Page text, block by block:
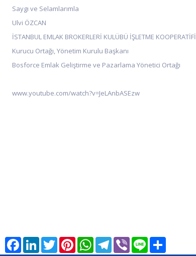
Saygı ve Selamlarımla
Ulvi ÖZCAN
İSTANBUL EMLAK BROKERLERİ KULÜBÜ İŞLETME KOOPERATİFİ
Kurucu Ortağı, Yönetim Kurulu Başkanı
Bosforce Emlak Geliştirme ve Pazarlama Yönetici Ortağı
www.youtube.com/watch?v=JeLAnbASEzw
FacebookLinkedInTwitterPinterestWhatsAppTelegram
Viber Line Share